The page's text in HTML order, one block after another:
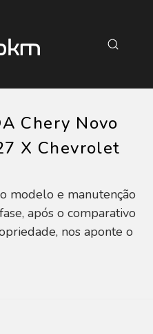
Chery Novo
X Chevrolet
modelo e manutenção
após o comparativo
nos aponte o